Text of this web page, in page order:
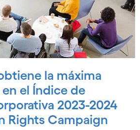
la máxima
el Índice de
2023-2024
Rights Campaign